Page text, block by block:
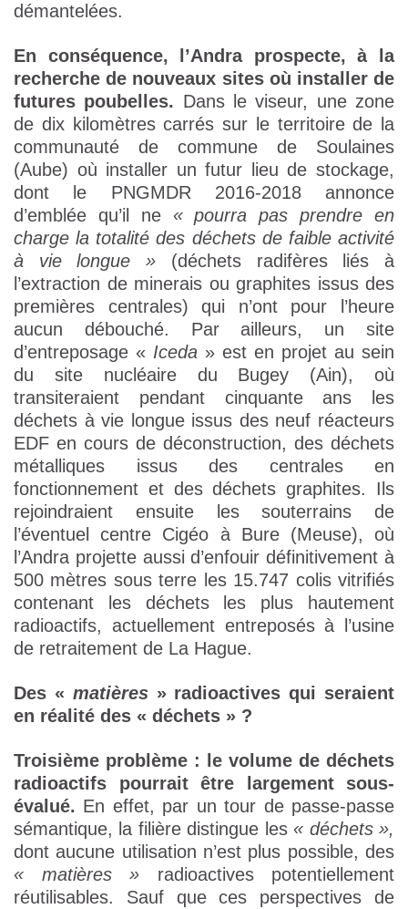
démantelées.
En conséquence, l’Andra prospecte, à la
recherche de nouveaux sites où installer de
futures poubelles. Dans le viseur, une zone
de dix kilomètres carrés sur le territoire de la
communauté de commune de Soulaines
(Aube) où installer un futur lieu de stockage,
dont le PNGMDR 2016-2018 annonce
d’emblée qu’il ne « pourra pas prendre en
charge la totalité des déchets de faible activité
à vie longue » (déchets radifères liés à
l’extraction de minerais ou graphites issus des
premières centrales) qui n’ont pour l’heure
aucun débouché. Par ailleurs, un site
d’entreposage « Iceda » est en projet au sein
du site nucléaire du Bugey (Ain), où
transiteraient pendant cinquante ans les
déchets à vie longue issus des neuf réacteurs
EDF en cours de déconstruction, des déchets
métalliques issus des centrales en
fonctionnement et des déchets graphites. Ils
rejoindraient ensuite les souterrains de
l’éventuel centre Cigéo à Bure (Meuse), où
l’Andra projette aussi d’enfouir définitivement à
500 mètres sous terre les 15.747 colis vitrifiés
contenant les déchets les plus hautement
radioactifs, actuellement entreposés à l’usine
de retraitement de La Hague.
Des « matières» radioactives qui seraient
en réalité des « déchets » ?
Troisième problème : le volume de déchets
radioactifs pourrait être largement sous-
évalué. En effet, par un tour de passe-passe
sémantique, la filière distingue les « déchets »,
dont aucune utilisation n’est plus possible, des
« matières » radioactives potentiellement
réutilisables. Sauf que ces perspectives de